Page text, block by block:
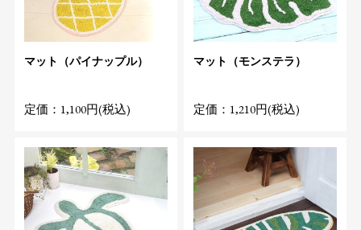
マット（パイナップル）
定価：1,100円(税込)
マット（モンステラ）
定価：1,210円(税込)